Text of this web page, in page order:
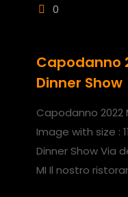
0
Capodanno
Dinner Show
Capodanno 2022
Image with size :
Dinner Show Via
MI Il nostro